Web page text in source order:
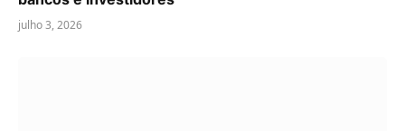
julho 3, 2026